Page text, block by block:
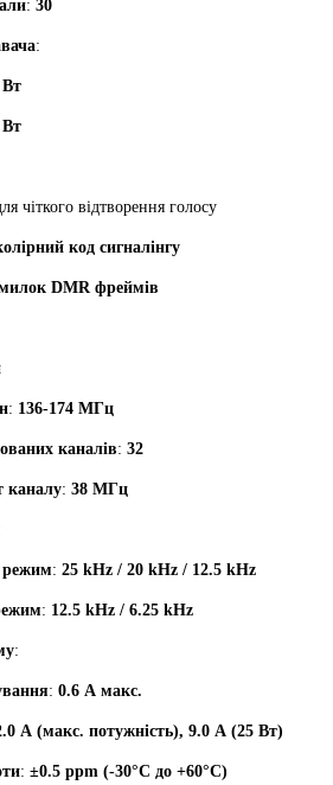
: 30
:
Вт
Вт
чіткого відтворення голосу
код сигналінгу
DMR фреймів
: 136-174 МГц
каналів: 32
каналу: 38 МГц
режим: 25 kHz / 20 kHz / 12.5 kHz
: 12.5 kHz / 6.25 kHz
:
: 0.6 А макс.
А (макс. потужність), 9.0 А (25 Вт)
: ±0.5 ppm (-30°C до +60°C)